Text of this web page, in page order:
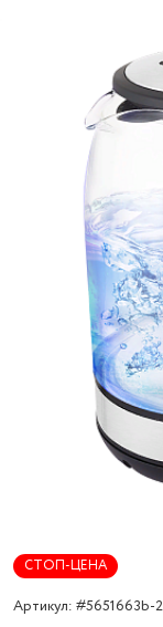
СТОП-ЦЕНА
Артикул: #5651663b-